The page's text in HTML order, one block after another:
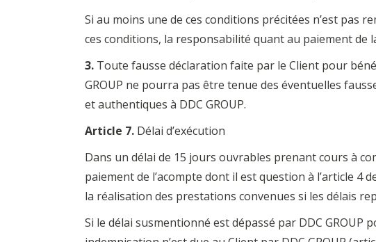
Si au moins une de ces conditions précitées n’est pas
ces conditions, la responsabilité quant au paiement de
3. Toute fausse déclaration faite par le Client pour
GROUP ne pourra pas être tenue des éventuelles
et authentiques à DDC GROUP.
Article 7. Délai d’exécution
Dans un délai de 15 jours ouvrables prenant cours à
paiement de l’acompte dont il est question à l’article 4
la réalisation des prestations convenues si les délais
Si le délai susmentionné est dépassé par DDC